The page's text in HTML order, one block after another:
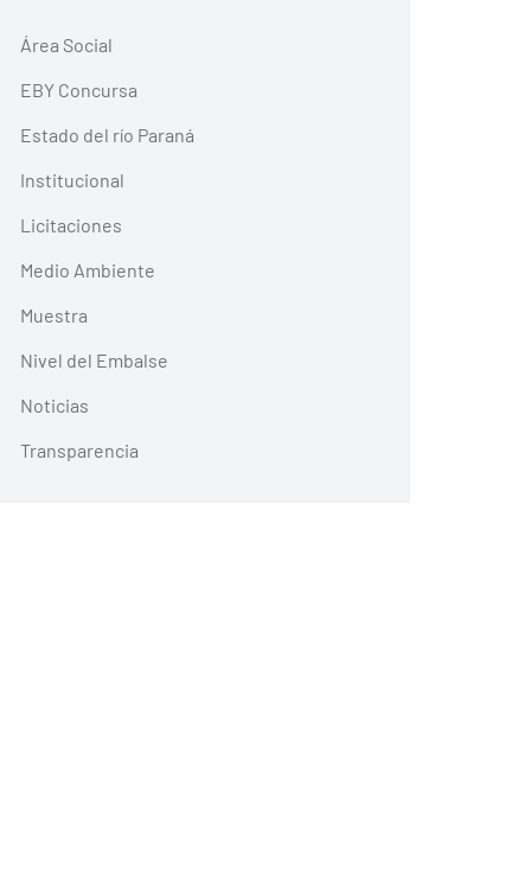
Área Social
EBY Concursa
Estado del río Paraná
Institucional
Licitaciones
Medio Ambiente
Muestra
Nivel del Embalse
Noticias
Transparencia